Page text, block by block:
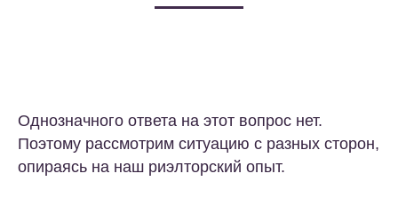
Однозначного ответа на этот вопрос нет.
Поэтому рассмотрим ситуацию с разных сторон,
опираясь на наш риэлторский опыт.